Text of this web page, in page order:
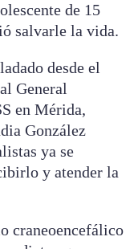
de 15
salvarle la vida.
desde el
General
en Mérida,
González
ya se
y atender la
craneoencefálico